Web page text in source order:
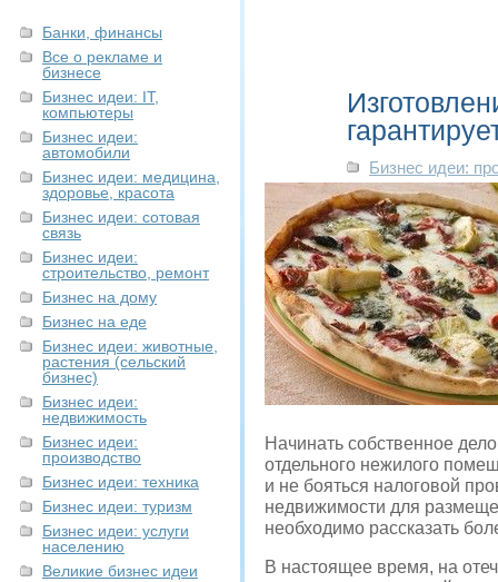
Банки, финансы
Все о рекламе и
бизнесе
Бизнес идеи: IT,
компьютеры
Бизнес идеи:
автомобили
Бизнес идеи: медицина,
здоровье, красота
Бизнес идеи: сотовая
связь
Бизнес идеи:
строительство, ремонт
Бизнес на дому
Бизнес на еде
Бизнес идеи: животные,
растения (сельский
бизнес)
Бизнес идеи:
недвижимость
Бизнес идеи:
производство
Бизнес идеи: техника
Бизнес идеи: туризм
Бизнес идеи: услуги
населению
Великие бизнес идеи
Бизнес идеи:
Начинать собственное
отдельного нежилого
и не бояться налоговой
недвижимости для
необходимо рассказать
В настоящее время, на